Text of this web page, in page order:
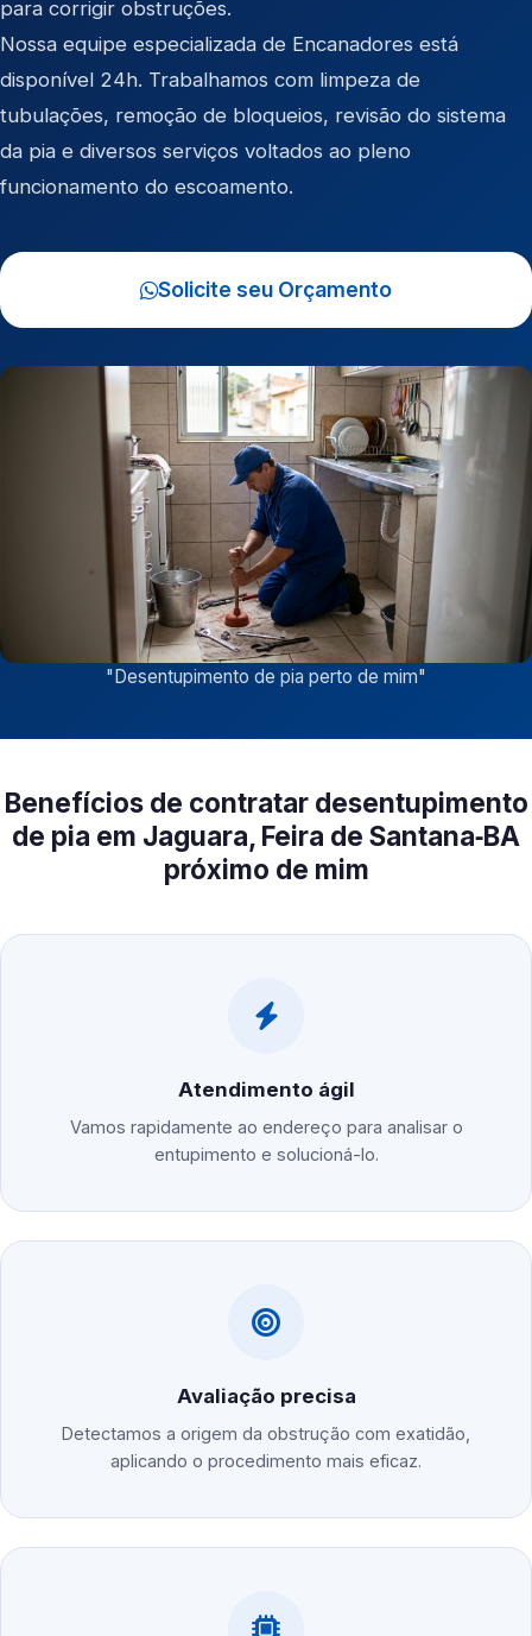
para corrigir obstruções.
Nossa equipe especializada de Encanadores está
disponível 24h. Trabalhamos com limpeza de
tubulações, remoção de bloqueios, revisão do sistema
da pia e diversos serviços voltados ao pleno
funcionamento do escoamento.
Solicite seu Orçamento
"Desentupimento de pia perto de mim"
Benefícios de contratar desentupimento
de pia em Jaguara, Feira de Santana‑BA
próximo de mim
Atendimento ágil
Vamos rapidamente ao endereço para analisar o
entupimento e solucioná-lo.
Avaliação precisa
Detectamos a origem da obstrução com exatidão,
aplicando o procedimento mais eficaz.